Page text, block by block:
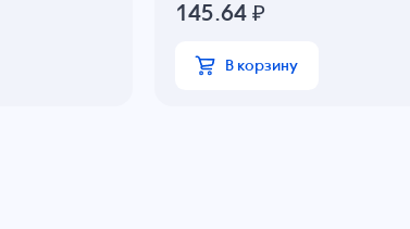
145.64₽
В корзину